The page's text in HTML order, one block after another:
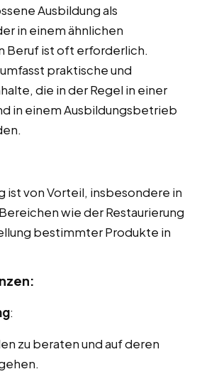
Ausbildung als
in einem ähnlichen
Beruf ist oft erforderlich.
praktische und
die in der Regel in einer
in einem Ausbildungsbetrieb
ist von Vorteil, insbesondere in
wie der Restaurierung
bestimmter Produkte in
:
zu beraten und auf deren